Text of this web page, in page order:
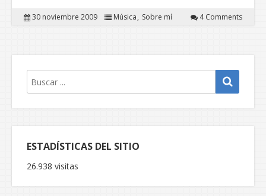
30 noviembre 2009 Música Sobre mí 4 Comments
ESTADÍSTICAS DEL SITIO
26.938 visitas